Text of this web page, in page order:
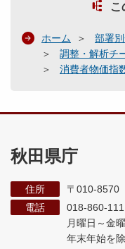
こ
ホーム 部署
調整・解析チ
消費者物価指
秋田県庁
住所
〒010-8570
電話
018-860-
月曜日～金
年末年始を除